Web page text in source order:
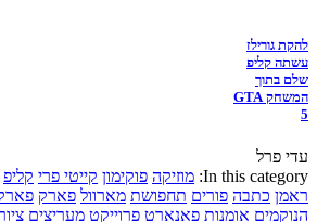
להקת גורילז
עשתה קליפ
שלם בתוך
המשחק GTA
5
עדי פרל
In this category: מוזיקה פוקימון קייטי פרי קליפ
ראמן כתבה פורים תחפושת מארוול פארק
הנוקמים אומנות פאנארט פרוייקט מעריצים